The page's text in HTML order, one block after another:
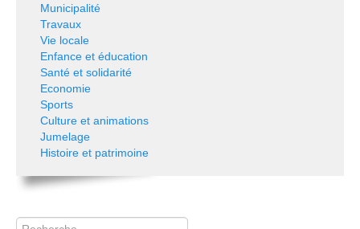
Municipalité
Travaux
Vie locale
Enfance et éducation
Santé et solidarité
Economie
Sports
Culture et animations
Jumelage
Histoire et patrimoine
Rechercher